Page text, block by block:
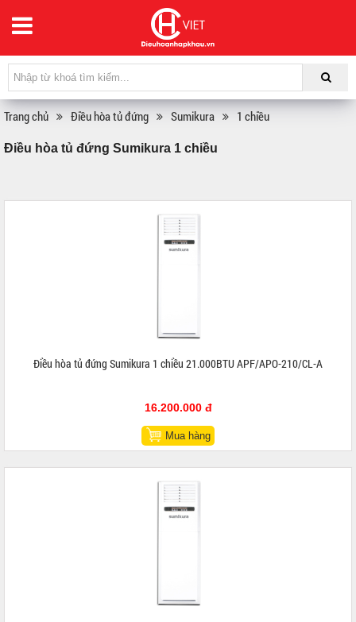
Trang chủ Điều hòa tủ đứng Sumikura 1 chiều
Điều hòa tủ đứng Sumikura 1 chiều
Điều hòa tủ đứng Sumikura 1 chiều 21.000BTU APF/APO-210/CL-A
16.200.000 đ
Mua hàng